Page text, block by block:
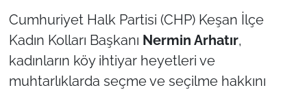
Cumhuriyet Halk Partisi (CHP) Keşan İlçe
Kadın Kolları Başkanı Nermin Arhatır,
kadınların köy ihtiyar heyetleri ve
muhtarlıklarda seçme ve seçilme hakkını
KIRKLARELİ
ÇANAKKALE